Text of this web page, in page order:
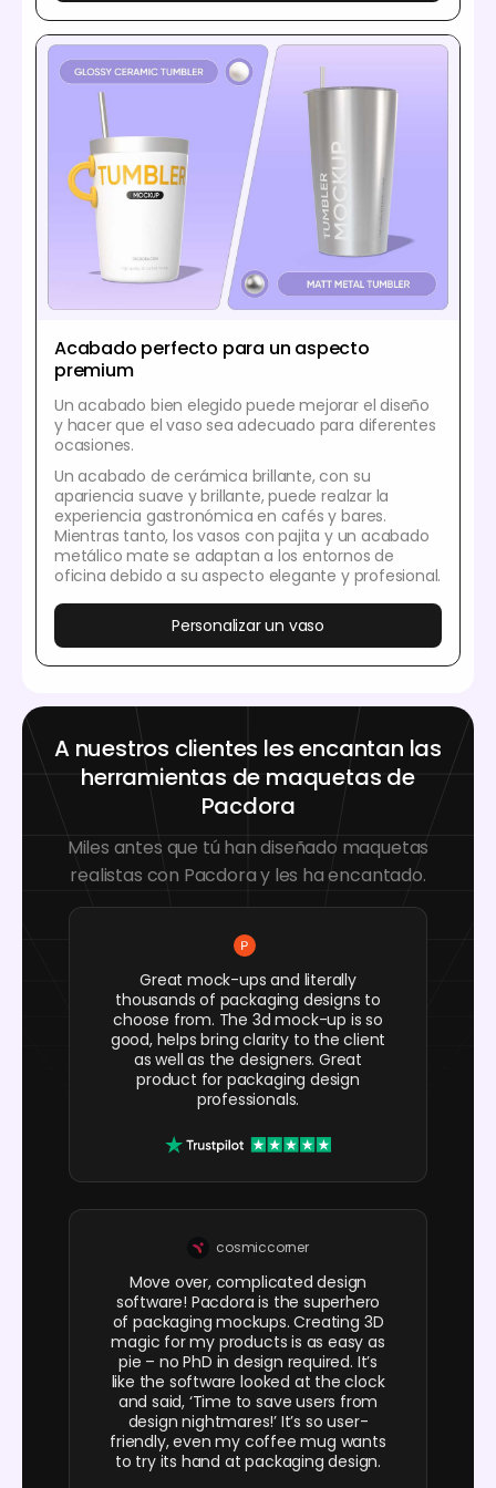
Acabado perfecto para un aspecto
premium
Un acabado bien elegido puede mejorar el diseño
y hacer que el vaso sea adecuado para diferentes
ocasiones.
Un acabado de cerámica brillante, con su
apariencia suave y brillante, puede realzar la
experiencia gastronómica en cafés y bares.
Mientras tanto, los vasos con pajita y un acabado
metálico mate se adaptan a los entornos de
oficina debido a su aspecto elegante y profesional.
Personalizar un vaso
A nuestros clientes les encantan las
herramientas de maquetas de
Pacdora
Miles antes que tú han diseñado maquetas
realistas con Pacdora y les ha encantado.
Great mock-ups and literally
thousands of packaging designs to
choose from. The 3d mock-up is so
good, helps bring clarity to the client
as well as the designers. Great
product for packaging design
professionals.
cosmiccorner
Move over, complicated design
software! Pacdora is the superhero
of packaging mockups. Creating 3D
magic for my products is as easy as
pie – no PhD in design required. It’s
like the software looked at the clock
and said, ‘Time to save users from
design nightmares!’ It’s so user-
friendly, even my coffee mug wants
to try its hand at packaging design.